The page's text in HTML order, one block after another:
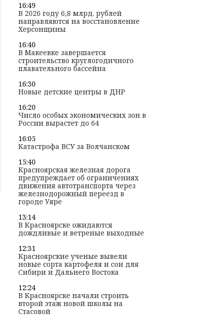
16:49
В 2026 году 6,8 млрд. рублей
направляются на восстановление
Херсонщины
16:40
В Макеевке завершается
строительство круглогодичного
плавательного бассейна
16:30
Новые детские центры в ДНР
16:20
Число особых экономических зон в
России вырастет до 64
16:05
Катастрофа ВСУ за Волчанском
15:40
Красноярская железная дорога
предупреждает об ограничениях
движения автотранспорта через
железнодорожный переезд в
городе Уяре
13:14
В Красноярске ожидаются
дождливые и ветреные выходные
12:31
Красноярские ученые вывели
новые сорта картофеля и сои для
Сибири и Дальнего Востока
12:24
В Красноярске начали строить
второй этаж новой школы на
Стасовой